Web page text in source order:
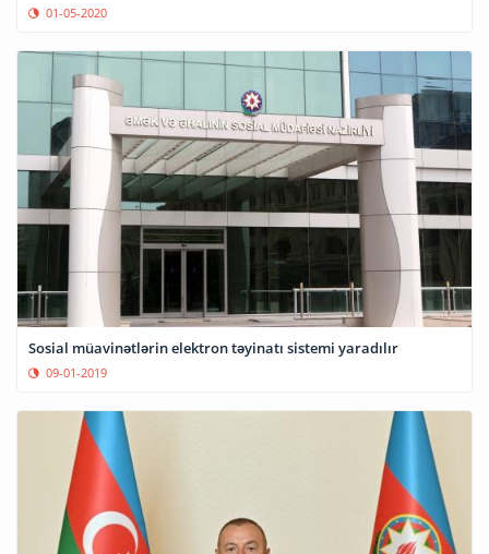
01-05-2020
Sosial müavinətlərin elektron təyinatı sistemi yaradılır
09-01-2019